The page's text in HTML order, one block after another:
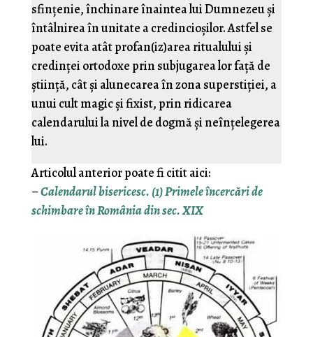
sfințenie, închinare înaintea lui Dumnezeu și
întâlnirea în unitate a credincioșilor. Astfel se
poate evita atât profan(iz)area ritualului și
credinței ortodoxe prin subjugarea lor față de
știință, cât și alunecarea în zona superstiției, a
unui cult magic și fixist, prin ridicarea
calendarului la nivel de dogmă și neînțelegerea
lui.
Articolul anterior poate fi citit aici:
–Calendarul bisericesc. (1) Primele încercări de
schimbare în România din sec. XIX